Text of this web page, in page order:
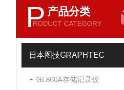
P 产品分类
RODUCT CATEGORY
日本图技GRAPHTEC
GL860A存储记录仪